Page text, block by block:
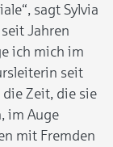
sagt Sylvia
Jahren
ich mich im
seit
Zeit, die sie
im Auge
mit Fremden